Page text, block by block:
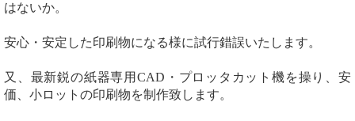
はないか。
安心・安定した印刷物になる様に試行錯誤いたします。
又、最新鋭の紙器専用CAD・プロッタカット機を操り、安
価、小ロットの印刷物を制作致します。